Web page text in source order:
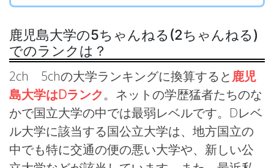
鹿児島大学の5ちゃんねる(2ちゃんねる)
でのランクは？
2ch 5chの大学ランキングに換算すると鹿児
島大学はDランク。ネットの学歴猛者たちのな
かで国立大学の中では最弱レベルです。Dレベ
ル大学に該当する国公立大学は、地方国立の
中でも特に交通の便の悪い大学や、新しい公